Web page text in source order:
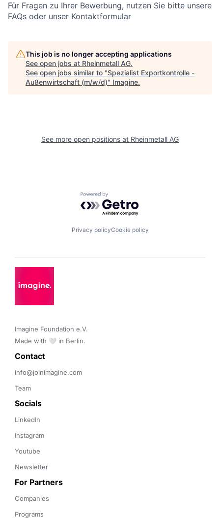
Für Fragen zu Ihrer Bewerbung, nutzen Sie bitte unsere
FAQs oder unser Kontaktformular
This job is no longer accepting applications
See open jobs at Rheinmetall AG.
See open jobs similar to "Spezialist Exportkontrolle -
Außenwirtschaft (m/w/d)" Imagine.
See more open positions at Rheinmetall AG
Powered by Getro.com
Privacy policyCookie policy
Imagine Foundation e.V.
Made with 🤍 in Berlin.
Contact
info@joinimagine.com
Team
Socials
LinkedIn
Instagram
Youtube
Newsletter
For Partners
Companies
Programs